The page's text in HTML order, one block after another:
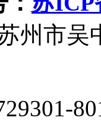
州市吴